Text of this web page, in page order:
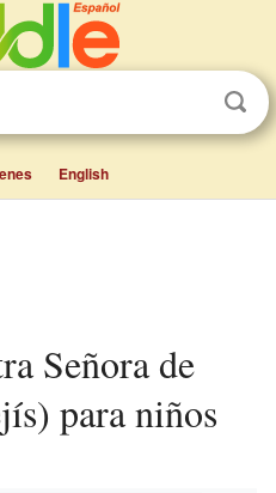
English
para niños